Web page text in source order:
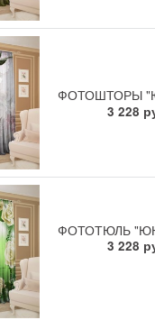
ФОТОШТОРЫ
3 228
ФОТОТЮЛЬ
3 228